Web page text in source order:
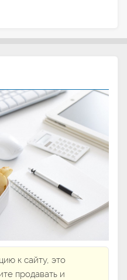
к сайту, это
продавать и